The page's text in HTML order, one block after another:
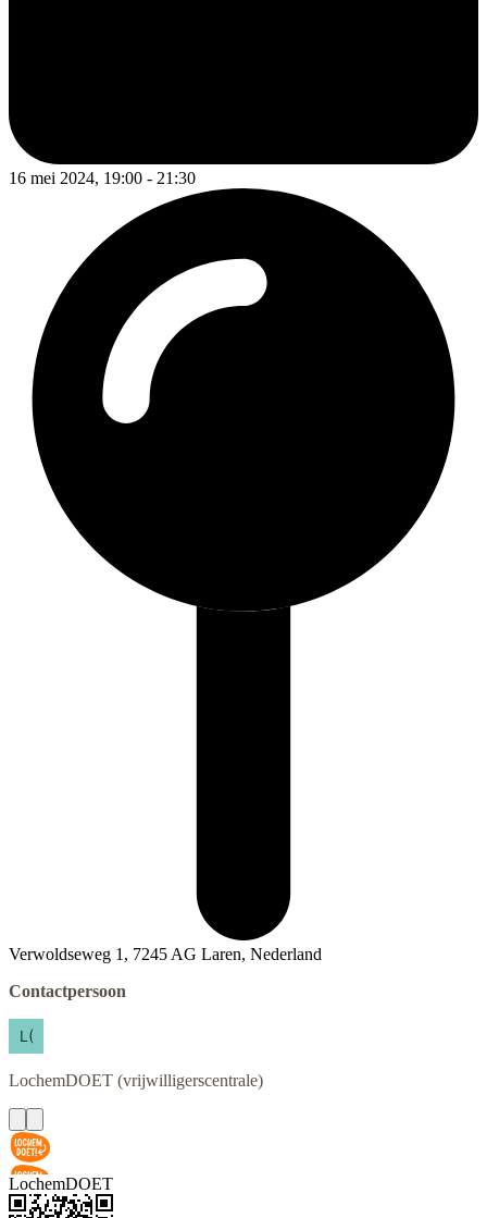
16 mei 2024, 19:00 - 21:30
Verwoldseweg 1, 7245 AG Laren, Nederland
Contactpersoon
LochemDOET (vrijwilligerscentrale)
LochemDOET